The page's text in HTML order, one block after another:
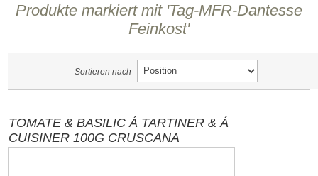
Produkte markiert mit 'Tag-MFR-Dantesse
Feinkost'
Sortieren nach
TOMATE & BASILIC Á TARTINER & Á
CUISINER 100G CRUSCANA